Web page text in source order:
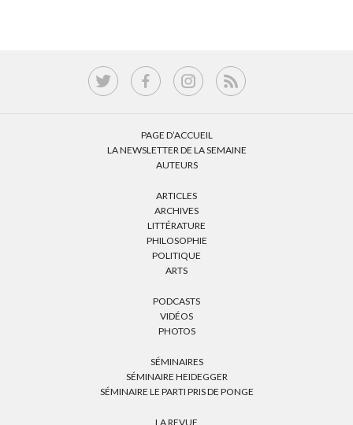
PAGE D’ACCUEIL
LA NEWSLETTER DE LA SEMAINE
AUTEURS
ARTICLES
ARCHIVES
LITTÉRATURE
PHILOSOPHIE
POLITIQUE
ARTS
PODCASTS
VIDÉOS
PHOTOS
SÉMINAIRES
SÉMINAIRE HEIDEGGER
SÉMINAIRE LE PARTI PRIS DE PONGE
LA REVUE